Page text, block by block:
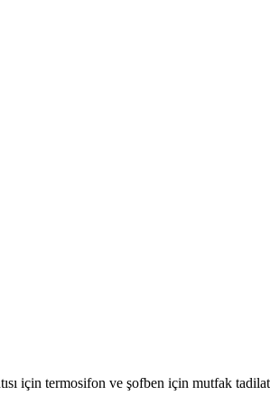
için termosifon ve şofben için mutfak